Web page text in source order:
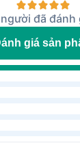
người đã đánh
giá sản